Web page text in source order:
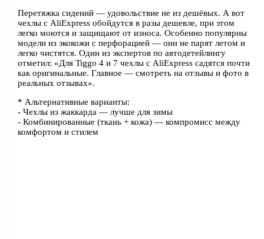
Перетяжка сидений — удовольствие не из дешёвых. А вот
чехлы с AliExpress обойдутся в разы дешевле, при этом
легко моются и защищают от износа. Особенно популярны
модели из экокожи с перфорацией — они не парят летом и
легко чистятся. Один из экспертов по автодетейлингу
отметил: «Для Tiggo 4 и 7 чехлы с AliExpress садятся почти
как оригинальные. Главное — смотреть на отзывы и фото в
реальных отзывах».
* Альтернативные варианты:
- Чехлы из жаккарда — лучше для зимы
- Комбинированные (ткань + кожа) — компромисс между
комфортом и стилем